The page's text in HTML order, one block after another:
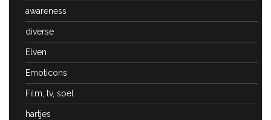
awareness
diverse
Elven
Emoticons
Film, tv, spel
hartjes